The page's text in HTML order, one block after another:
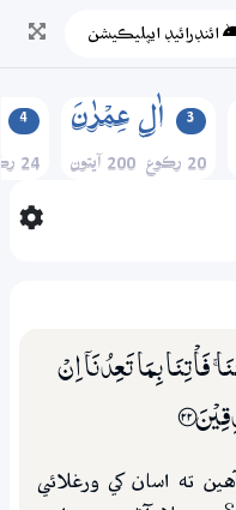
ائنڊرائيڊ ايپليڪيشن
3 اٰلِ عِمۡرٰنَ
20 رڪوع 200 آيتون
4
24 رڪوع
فَاْتِنَا بِـمَا تَعِدُنَآ اِنْ
؀22
ته اسان کي ورغلائي